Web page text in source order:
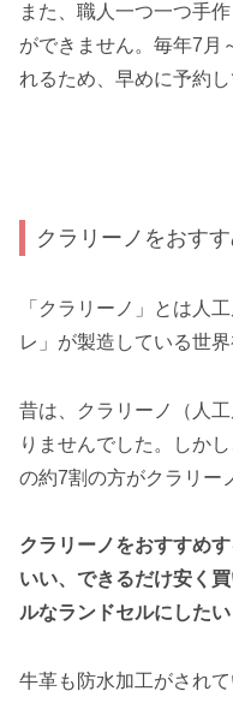
また、職人一つ一つ手
ができません。毎年7月
れるため、早めに予約し
クラリーノをおす
「クラリーノ」とは人
レ」が製造している世
昔は、クラリーノ（人
りませんでした。しか
の約7割の方がクラリー
クラリーノをおすすめ
いい、できるだけ安く
ルなランドセルにした
牛革も防水加工がされ